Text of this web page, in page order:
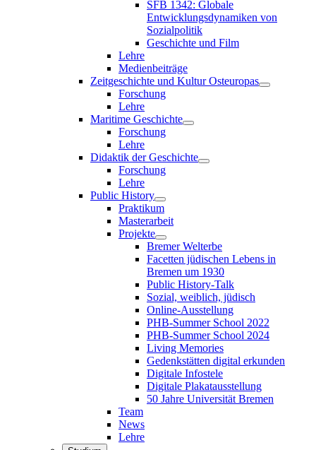
SFB 1342: Globale
Entwicklungsdynamiken von
Sozialpolitik
Geschichte und Film
Lehre
Medienbeiträge
Zeitgeschichte und Kultur Osteuropas
Forschung
Lehre
Maritime Geschichte
Forschung
Lehre
Didaktik der Geschichte
Forschung
Lehre
Public History
Praktikum
Masterarbeit
Projekte
Bremer Welterbe
Facetten jüdischen Lebens in
Bremen um 1930
Public History-Talk
Sozial, weiblich, jüdisch
Online-Ausstellung
PHB-Summer School 2022
PHB-Summer School 2024
Living Memories
Gedenkstätten digital erkunden
Digitale Infostele
Digitale Plakatausstellung
50 Jahre Universität Bremen
Team
News
Lehre